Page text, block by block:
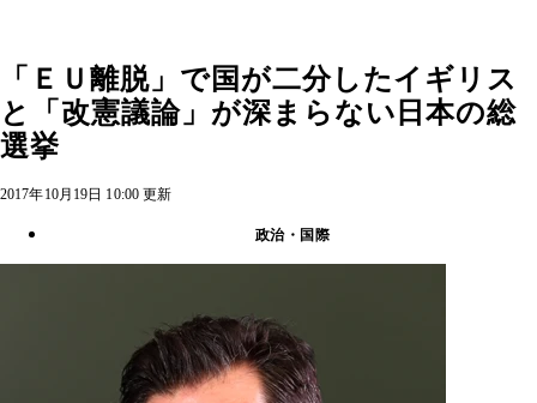
「ＥＵ離脱」で国が二分したイギリス
と「改憲議論」が深まらない日本の総
選挙
2017年10月19日 10:00 更新
政治・国際